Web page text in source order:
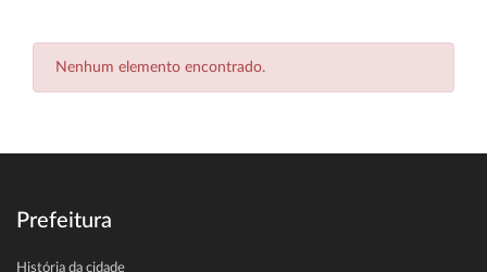
Nenhum elemento encontrado.
Prefeitura
História da cidade